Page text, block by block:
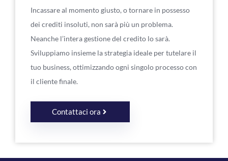
Incassare al momento giusto, o tornare in possesso
dei crediti insoluti, non sarà più un problema.
Neanche l’intera gestione del credito lo sarà.
Sviluppiamo insieme la strategia ideale per tutelare il
tuo business, ottimizzando ogni singolo processo con
il cliente finale.
Contattaci ora